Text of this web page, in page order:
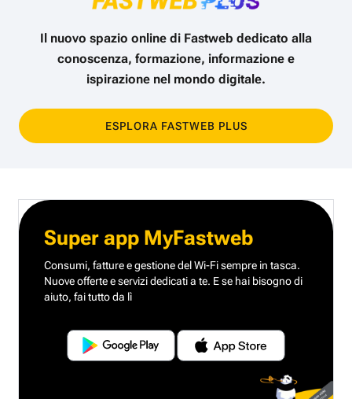
Il nuovo spazio online di Fastweb dedicato alla
conoscenza, formazione, informazione e
ispirazione nel mondo digitale.
ESPLORA FASTWEB PLUS
Super app MyFastweb
Consumi, fatture e gestione del Wi-Fi sempre in tasca.
Nuove offerte e servizi dedicati a te. E se hai bisogno di
aiuto, fai tutto da lì